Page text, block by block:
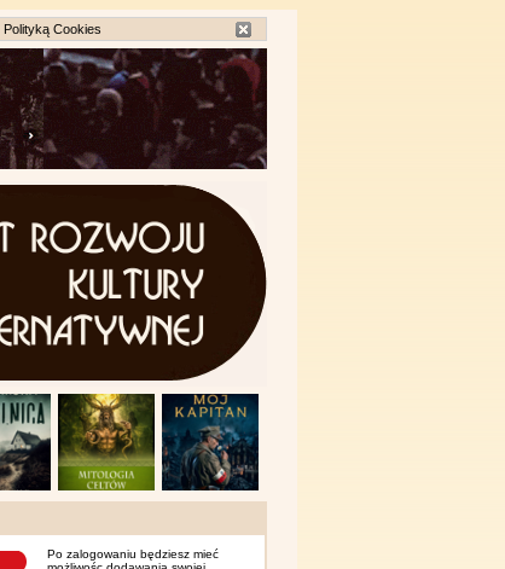
Polityką Cookies
Po zalogowaniu będziesz mieć